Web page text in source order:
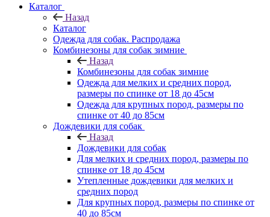
Каталог
Назад
Каталог
Одежда для собак. Распродажа
Комбинезоны для собак зимние
Назад
Комбинезоны для собак зимние
Одежда для мелких и средних пород,
размеры по спинке от 18 до 45см
Одежда для крупных пород, размеры по
спинке от 40 до 85см
Дождевики для собак
Назад
Дождевики для собак
Для мелких и средних пород, размеры по
спинке от 18 до 45см
Утепленные дождевики для мелких и
средних пород
Для крупных пород, размеры по спинке от
40 до 85см